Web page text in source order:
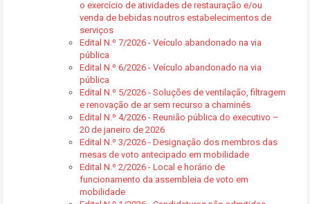
o exercício de atividades de restauração e/ou
venda de bebidas noutros estabelecimentos de
serviços
Edital N.º 7/2026 - Veículo abandonado na via
pública
Edital N.º 6/2026 - Veículo abandonado na via
pública
Edital N.º 5/2026 - Soluções de ventilação, filtragem
e renovação de ar sem recurso a chaminés
Edital N.º 4/2026 - Reunião pública do executivo –
20 de janeiro de 2026
Edital N.º 3/2026 - Designação dos membros das
mesas de voto antecipado em mobilidade
Edital N.º 2/2026 - Local e horário de
funcionamento da assembleia de voto em
mobilidade